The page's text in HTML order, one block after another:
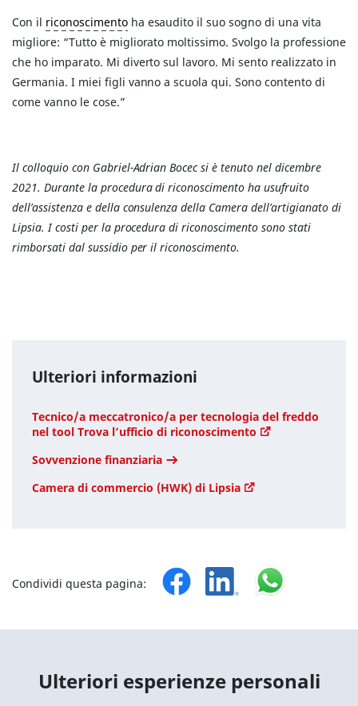
Con il riconoscimentoha esaudito il suo sogno di una vita
migliore: “Tutto è migliorato moltissimo. Svolgo la professione
che ho imparato. Mi diverto sul lavoro. Mi sento realizzato in
Germania. I miei figli vanno a scuola qui. Sono contento di
come vanno le cose.”
Il colloquio con Gabriel-Adrian Bocec si è tenuto nel dicembre
2021. Durante la procedura di riconoscimento ha usufruito
dell’assistenza e della consulenza della Camera dell’artigianato di
Lipsia. I costi per la procedura di riconoscimento sono stati
rimborsati dal sussidio per il riconoscimento.
Ulteriori informazioni
Tecnico/a meccatronico/a per tecnologia del freddo
nel tool Trova l’ufficio di riconoscimento
Sovvenzione finanziaria
Camera di commercio (HWK) di Lipsia
Condividi questa pagina:
Ulteriori esperienze personali